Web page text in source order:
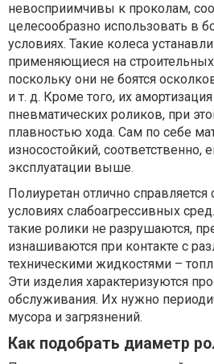
невосприимчивы к проколам,
целесообразно использовать в
условиях. Такие колеса
применяющиеся на
поскольку они не боятся
и т. д. Кроме того, их
пневматических роликов, при
плавностью хода. Сам по себе
износостойкий, соответственно,
эксплуатации выше.
Полиуретан отлично
условиях слабоагрессивных
такие ролики не разрушаются,
изнашиваются при контакте с
техническими жидкостями –
Эти изделия характеризуются
обслуживания. Их нужно
мусора и загрязнений.
Как подобрать диаметр